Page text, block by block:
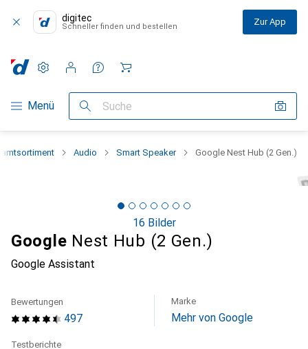
digitec
Schneller finden und bestellen Zur App
Navigation nach Kategorien
Menü Suche
Einstellungen
Kundenkonto
Vergleichslisten
Merklisten
Warenkorb
Audio Smart Speaker Google Nest Hub (2 Gen.)
16 Bilder
Google Nest Hub (2 Gen.)
Google Assistant
497
Bewertungen Marke
Mehr von Google
Testberichte